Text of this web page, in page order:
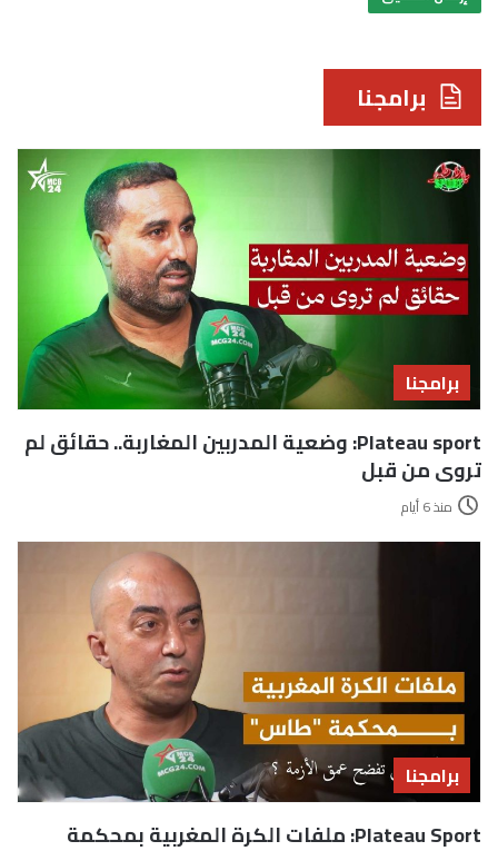
برامجنا
برامجنا
Plateau sport: وضعية المدربين المغاربة.. حقائق لم
تروى من قبل
منذ 6 أيام
برامجنا
Plateau Sport: ملفات الكرة المغربية بمحكمة